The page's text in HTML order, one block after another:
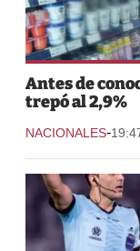
Antes de
trepó al 2,9%
NACIONALES-